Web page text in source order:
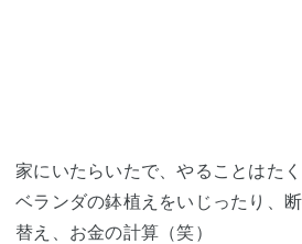
家にいたらいたで、やることはたく
ベランダの鉢植えをいじったり、
替え、お金の計算（笑）